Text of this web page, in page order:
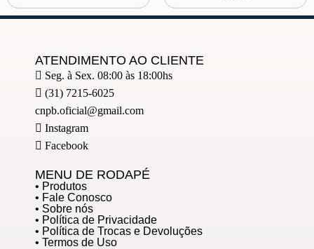
ATENDIMENTO AO CLIENTE
Seg. à Sex. 08:00 às 18:00hs
(31) 7215-6025
cnpb.oficial@gmail.com
Instagram
Facebook
MENU DE RODAPÉ
• Produtos
• Fale Conosco
• Sobre nós
• Política de Privacidade
• Política de Trocas e Devoluções
• Termos de Uso